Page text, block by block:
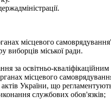
місцевого
виборців міської ради.
за освітньо-кваліфікаційним
місцевого
України, що регламентують
службових обов'язків;